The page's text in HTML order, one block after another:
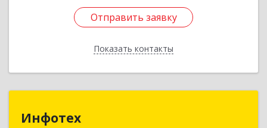
Отправить заявку
Показать контакты
Отправить заявку
Назад
Инфотех